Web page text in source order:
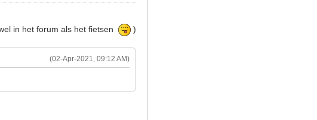
in het forum als het fietsen
)
(02-Apr-2021, 09:12 AM)